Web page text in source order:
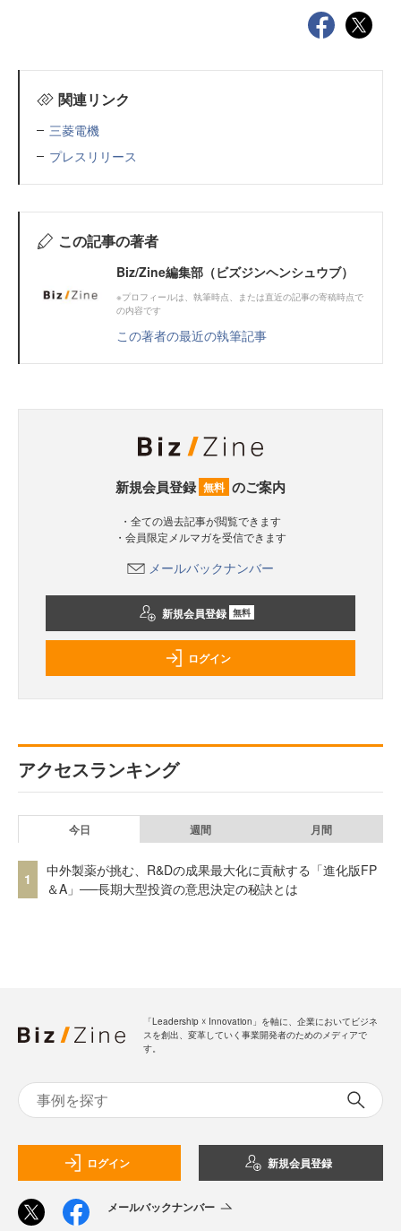
関連リンク
三菱電機
プレスリリース
この記事の著者
Biz/Zine編集部（ビズジンヘンシュウブ）
※プロフィールは、執筆時点、または直近の記事の寄稿時点で
の内容です
この著者の最近の執筆記事
新規会員登録 無料 のご案内
・全ての過去記事が閲覧できます
・会員限定メルマガを受信できます
メールバックナンバー
新規会員登録 無料
ログイン
アクセスランキング
今日 週間 月間
1
中外製薬が挑む、R&Dの成果最大化に貢献する「進化版FP
＆A」──長期大型投資の意思決定の秘訣とは
「Leadership ☓ Innovation」を軸に、企業においてビジネ
スを創出、変革していく事業開発者のためのメディアで
す。
ログイン 新規会員登録
メールバックナンバー